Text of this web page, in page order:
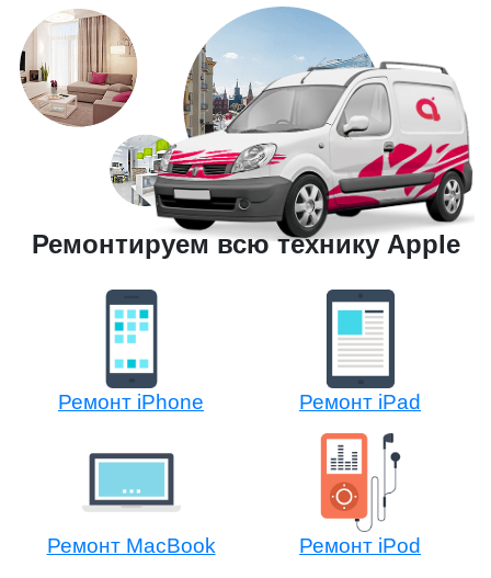
Ремонтируем всю технику Apple
Ремонт iPhone Ремонт iPad
Ремонт MacBook Ремонт iPod